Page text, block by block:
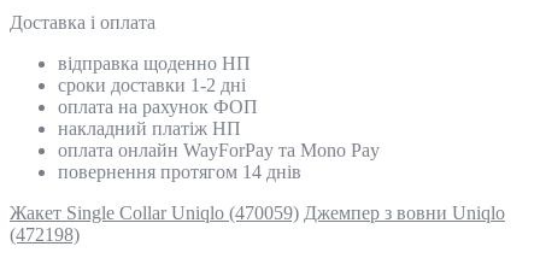
Доставка і оплата
відправка щоденно НП
сроки доставки 1-2 дні
оплата на рахунок ФОП
накладний платіж НП
оплата онлайн WayForPay та Mono Pay
повернення протягом 14 днів
Жакет Single Collar Uniqlo (470059) Джемпер з вовни Uniqlo
(472198)